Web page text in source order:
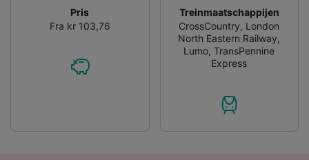
Pris
Fra kr 103,76
Treinmaatschappijen
CrossCountry, London
North Eastern Railway,
Lumo,TransPennine
Express